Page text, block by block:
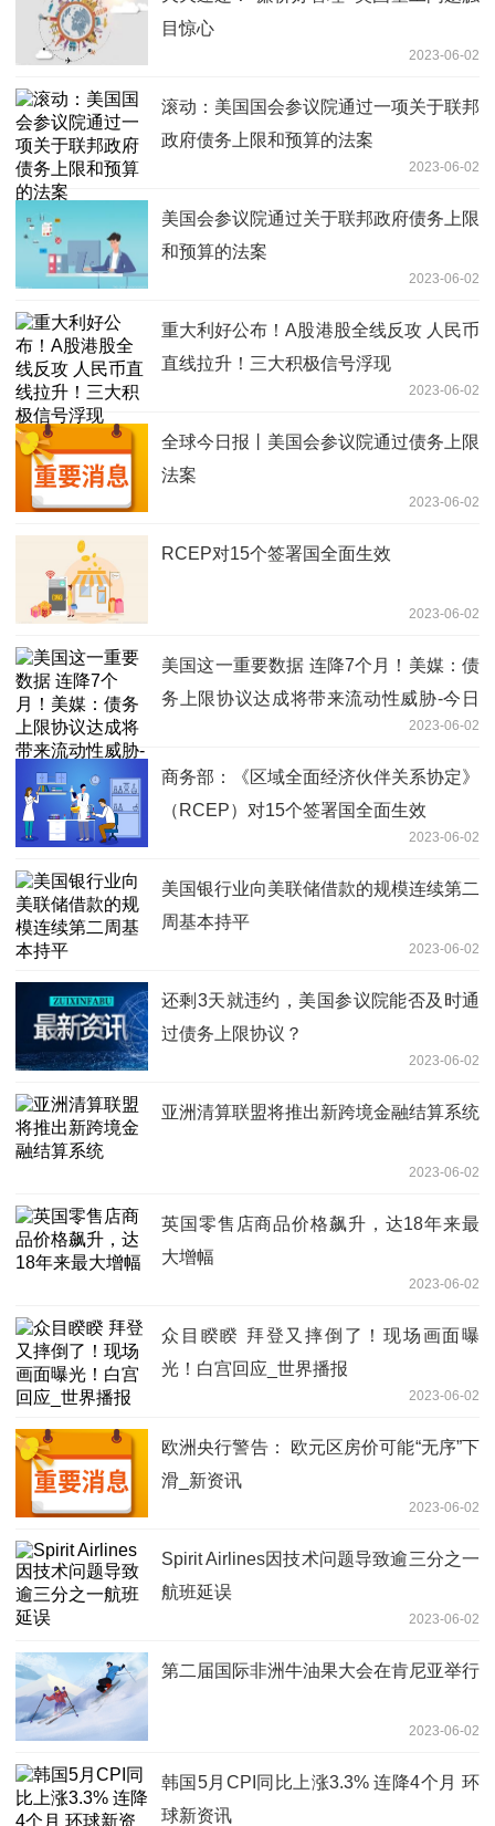
目惊心
2023-06-02
滚动：美国国会参议院通过一项关于联邦
政府债务上限和预算的法案
2023-06-02
美国会参议院通过关于联邦政府债务上限
和预算的法案
2023-06-02
重大利好公布！A股港股全线反攻 人民币
直线拉升！三大积极信号浮现
2023-06-02
全球今日报丨美国会参议院通过债务上限
法案
2023-06-02
RCEP对15个签署国全面生效
2023-06-02
美国这一重要数据 连降7个月！美媒：债
务上限协议达成将带来流动性威胁-今日
2023-06-02
商务部：《区域全面经济伙伴关系协定》
（RCEP）对15个签署国全面生效
2023-06-02
美国银行业向美联储借款的规模连续第二
周基本持平
2023-06-02
还剩3天就违约，美国参议院能否及时通
过债务上限协议？
2023-06-02
亚洲清算联盟将推出新跨境金融结算系统
2023-06-02
英国零售店商品价格飙升，达18年来最
大增幅
2023-06-02
众目睽睽 拜登又摔倒了！现场画面曝
光！白宫回应_世界播报
2023-06-02
欧洲央行警告： 欧元区房价可能“无序”下
滑_新资讯
2023-06-02
Spirit Airlines因技术问题导致逾三分之一
航班延误
2023-06-02
第二届国际非洲牛油果大会在肯尼亚举行
2023-06-02
韩国5月CPI同比上涨3.3% 连降4个月 环
球新资讯